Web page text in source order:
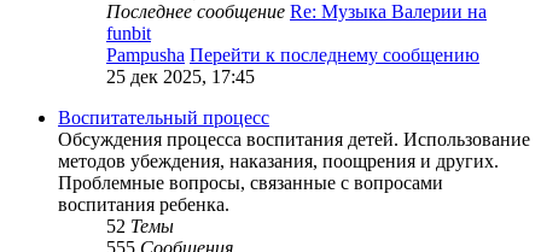
Последнее сообщение Re: Музыка Валерии на
funbit
Pampusha Перейти к последнему сообщению
25 дек 2025, 17:45
Воспитательный процесс
Обсуждения процесса воспитания детей. Использование
методов убеждения, наказания, поощрения и других.
Проблемные вопросы, связанные с вопросами
воспитания ребенка.
52 Темы